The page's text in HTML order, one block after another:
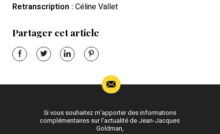
Retranscription : Céline Vallet
Partager cet article
Si vous souhaitez m’apporter des informations
complémentaires sur l’actualité de Jean-Jacques
Goldman,